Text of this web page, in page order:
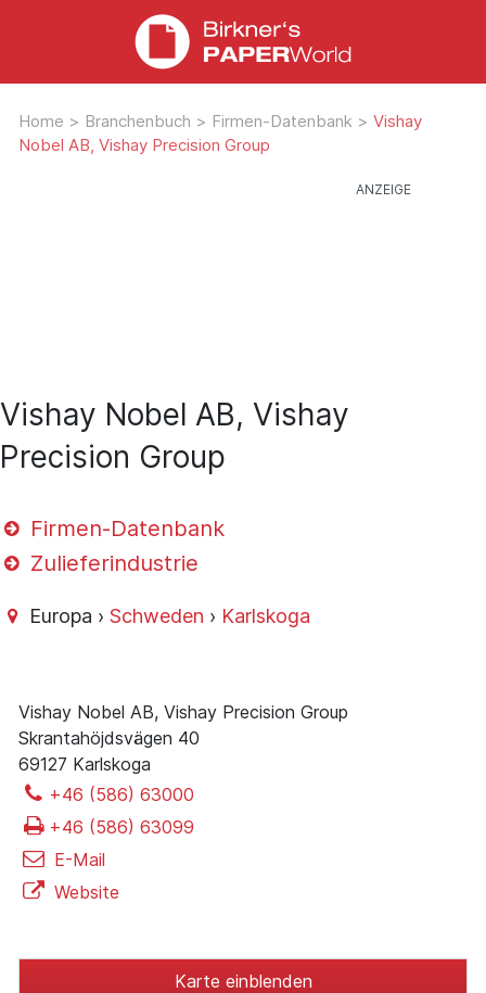
Home > Branchenbuch > Firmen-Datenbank > Vishay
Nobel AB, Vishay Precision Group
Vishay Nobel AB, Vishay
Precision Group
Firmen-Datenbank
Zulieferindustrie
Europa ›Schweden › Karlskoga
Vishay Nobel AB, Vishay Precision Group
Skrantahöjdsvägen 40
69127 Karlskoga
+46 (586) 63000
+46 (586) 63099
E-Mail
Website
Karte einblenden